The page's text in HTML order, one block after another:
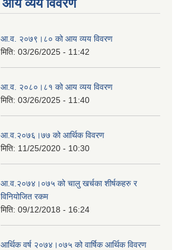
आय व्यय विवरण
आ.व. २०७९।८० को आय व्यय विवरण
मिति: 03/26/2025 - 11:42
आ.व. २०८०।८१ को आय व्यय विवरण
मिति: 03/26/2025 - 11:40
आ.व.२०७६।७७ को आर्थिक विवरण
मिति: 11/25/2020 - 10:30
आ.व.२०७४।०७५ को चालु खर्चका शीर्षकहरु र
विनियोजित रकम
मिति: 09/12/2018 - 16:24
आर्थिक वर्ष २०७४।०७५ को वार्षिक आर्थिक विवरण